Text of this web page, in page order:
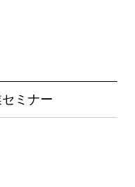
ミナー